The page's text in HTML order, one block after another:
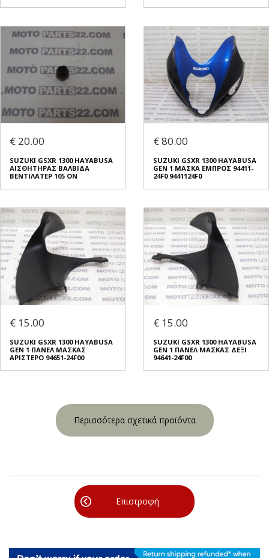
€ 20.00
SUZUKI GSXR 1300 HAYABUSA
ΑΙΣΘΗΤΗΡΑΣ ΒΑΛΒΙΔΑ
ΒΕΝΤΙΛΑΤΕΡ 105 ON
€ 80.00
SUZUKI GSXR 1300 HAYABUSA
GEN 1 ΜΑΣΚΑ ΕΜΠΡΟΣ 94411-
24F0 9441124F0
€ 15.00
SUZUKI GSXR 1300 HAYABUSA
GEN 1 ΠΑΝΕΛ ΜΑΣΚΑΣ
ΑΡΙΣΤΕΡΟ 94651-24F00
€ 15.00
SUZUKI GSXR 1300 HAYABUSA
GEN 1 ΠΑΝΕΛ ΜΑΣΚΑΣ ΔΕΞΙ
94641-24F00
Περισσότερα σχετικά προϊόντα
Επιστροφή